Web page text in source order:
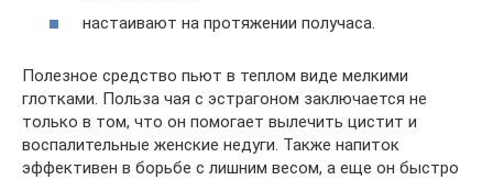
настаивают на протяжении получаса.
Полезное средство пьют в теплом виде мелкими
глотками. Польза чая с эстрагоном заключается не
только в том, что он помогает вылечить цистит и
воспалительные женские недуги. Также напиток
эффективен в борьбе с лишним весом, а еще он быстро